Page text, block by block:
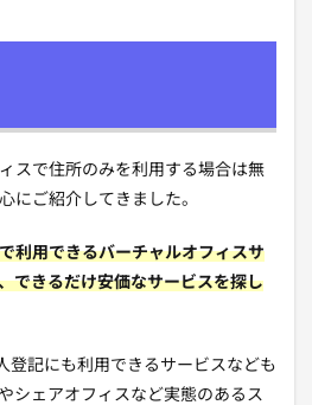
スで住所のみを利用する場合は無
にご紹介してきました。
利用できるバーチャルオフィスサ
できるだけ安価なサービスを探し
登記にも利用できるサービスなども
シェアオフィスなど実態のあるス